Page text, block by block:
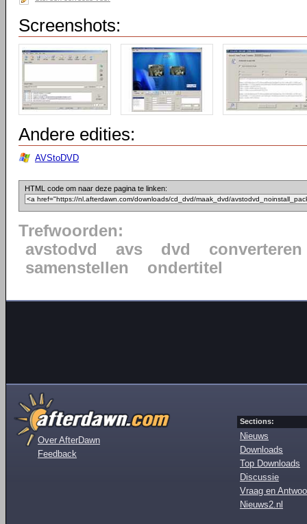
Screenshots:
Andere edities:
AVStoDVD
HTML code om naar deze pagina te linken:
Trefwoorden:
avstodvd
avs dvd
converteren
samenstellen
ondertitel
Over AfterDawn
Feedback
Sections:
Nieuws
Downloads
Top Downloads
Discussie
Vraag en
Nieuws2.nl